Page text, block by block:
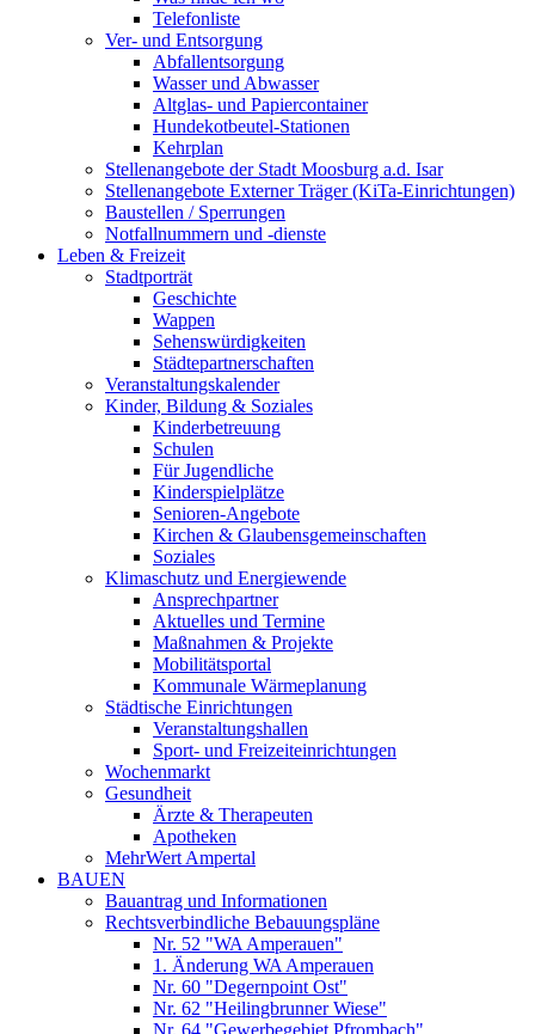
Telefonliste
Ver- und Entsorgung
Abfallentsorgung
Wasser und Abwasser
Altglas- und Papiercontainer
Hundekotbeutel-Stationen
Kehrplan
Stellenangebote der Stadt Moosburg a.d. Isar
Stellenangebote Externer Träger (KiTa-Einrichtungen)
Baustellen / Sperrungen
Notfallnummern und -dienste
Leben & Freizeit
Stadtporträt
Geschichte
Wappen
Sehenswürdigkeiten
Städtepartnerschaften
Veranstaltungskalender
Kinder, Bildung & Soziales
Kinderbetreuung
Schulen
Für Jugendliche
Kinderspielplätze
Senioren-Angebote
Kirchen & Glaubensgemeinschaften
Soziales
Klimaschutz und Energiewende
Ansprechpartner
Aktuelles und Termine
Maßnahmen & Projekte
Mobilitätsportal
Kommunale Wärmeplanung
Städtische Einrichtungen
Veranstaltungshallen
Sport- und Freizeiteinrichtungen
Wochenmarkt
Gesundheit
Ärzte & Therapeuten
Apotheken
MehrWert Ampertal
BAUEN
Bauantrag und Informationen
Rechtsverbindliche Bebauungspläne
Nr. 52 "WA Amperauen"
1. Änderung WA Amperauen
Nr. 60 "Degernpoint Ost"
Nr. 62 "Heilingbrunner Wiese"
Nr. 64 "Gewerbegebiet Pfrombach"